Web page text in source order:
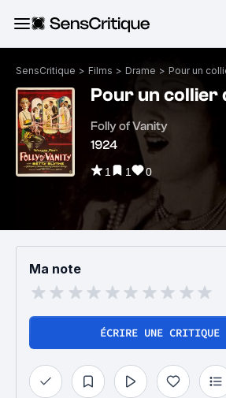
SensCritique > Films > Drame > Pour un
Pour un collier
Folly of Vanity
1924
1 1 0
Ma note
ÉCRIRE UNE CRITIQUE